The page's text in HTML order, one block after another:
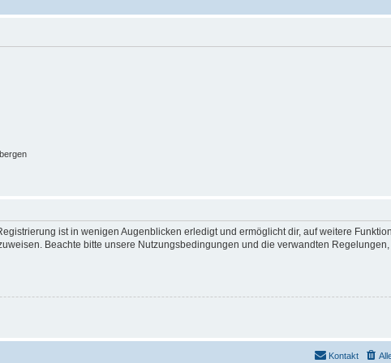
ist in wenigen Augenblicken erledigt und ermöglicht dir, auf weitere
Beachte bitte unsere Nutzungsbedingungen und die verwandten
Kontakt